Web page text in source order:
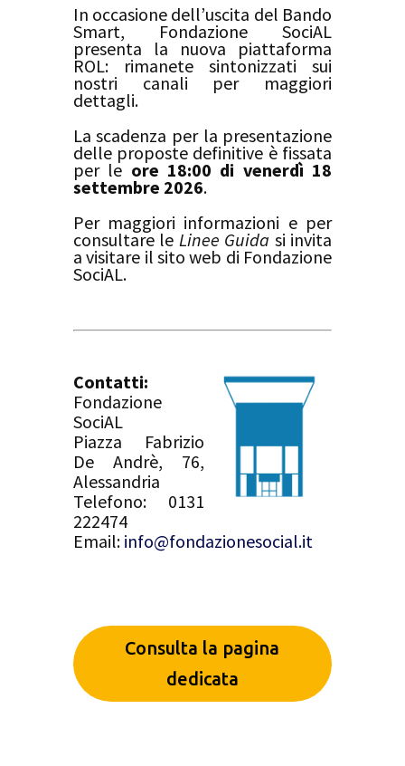
In occasione dell’uscita del Bando
Smart, Fondazione SociAL
presenta la nuova piattaforma
ROL: rimanete sintonizzati sui
nostri canali per maggiori
dettagli.
La scadenza per la presentazione
delle proposte definitive è fissata
per le ore 18:00 di venerdì 18
settembre 2026.
Per maggiori informazioni e per
consultare le Linee Guida si invita
a visitare il sito web di Fondazione
SociAL.
Contatti:
Fondazione
SociAL
Piazza Fabrizio
De Andrè, 76,
Alessandria
Telefono: 0131
222474
Email: info@fondazionesocial.it
Consulta la pagina
dedicata